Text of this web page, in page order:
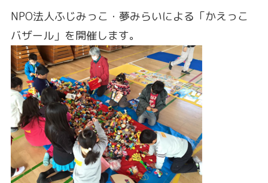
NPO法人ふじみっこ・夢みらいによる「かえっこ
バザール」を開催します。